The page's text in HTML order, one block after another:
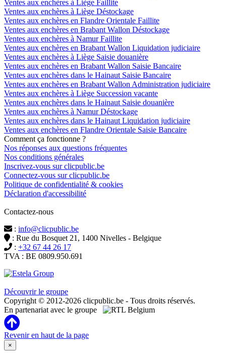
Ventes aux enchères à Liège Faillite
Ventes aux enchères à Liège Déstockage
Ventes aux enchères en Flandre Orientale Faillite
Ventes aux enchères en Brabant Wallon Déstockage
Ventes aux enchères à Namur Faillite
Ventes aux enchères en Brabant Wallon Liquidation judiciaire
Ventes aux enchères à Liège Saisie douanière
Ventes aux enchères en Brabant Wallon Saisie Bancaire
Ventes aux enchères dans le Hainaut Saisie Bancaire
Ventes aux enchères en Brabant Wallon Administration judiciaire
Ventes aux enchères à Liège Succession vacante
Ventes aux enchères dans le Hainaut Saisie douanière
Ventes aux enchères à Namur Déstockage
Ventes aux enchères dans le Hainaut Liquidation judiciaire
Ventes aux enchères en Flandre Orientale Saisie Bancaire
Comment ça fonctionne ?
Nos réponses aux questions fréquentes
Nos conditions générales
Inscrivez-vous sur clicpublic.be
Connectez-vous sur clicpublic.be
Politique de confidentialité & cookies
Déclaration d'accessibilité
Contactez-nous
: info@clicpublic.be
: Rue du Bosquet 21, 1400 Nivelles - Belgique
: +32 67 44 26 17
TVA : BE 0809.950.691
Découvrir le groupe
Copyright © 2012-2026 clicpublic.be - Tous droits réservés.
En partenariat avec le groupe
Revenir en haut de la page
×